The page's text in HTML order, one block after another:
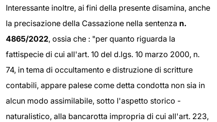
Interessante inoltre, ai fini della presente disamina, anche
la precisazione della Cassazione nella sentenza n.
4865/2022, ossia che : "per quanto riguarda la
fattispecie di cui all'art. 10 del d.lgs. 10 marzo 2000, n.
74, in tema di occultamento e distruzione di scritture
contabili, appare palese come detta condotta non sia in
alcun modo assimilabile, sotto l'aspetto storico -
naturalistico, alla bancarotta impropria di cui all'art. 223,